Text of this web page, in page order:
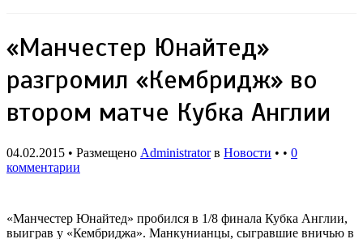
«Манчестер Юнайтед»
разгромил «Кембридж» во
втором матче Кубка Англии
04.02.2015 • Размещено Administratorв Новости • • 0
комментарии
«Манчестер Юнайтед» пробился в 1/8 финала Кубка Англии,
выиграв у «Кембриджа». Манкунианцы, сыгравшие вничью в